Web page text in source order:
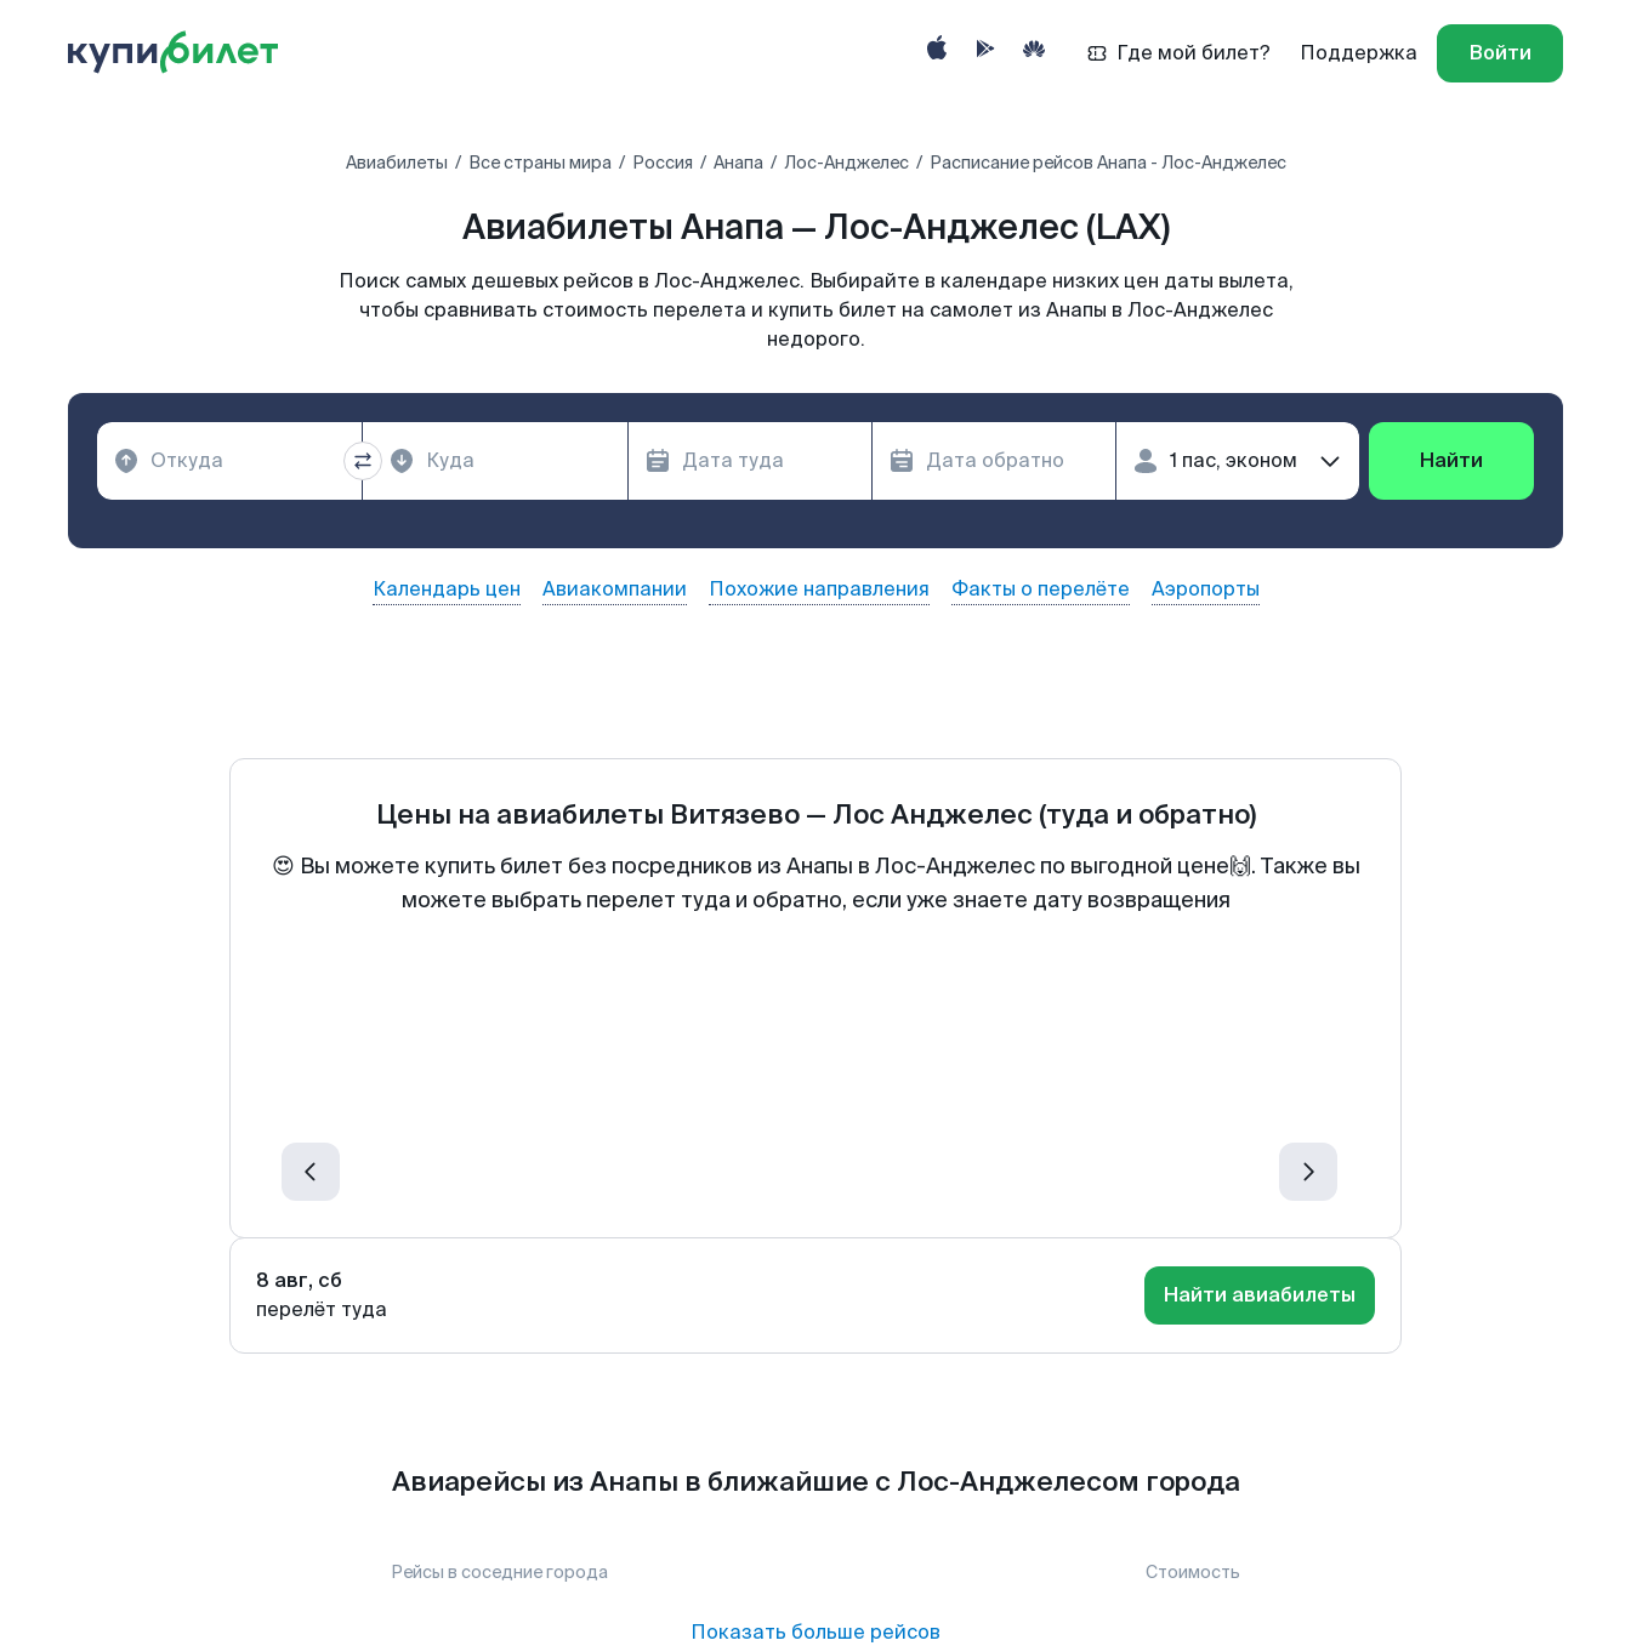
Где мой билет? Поддержка Войти
Авиабилеты Все страны мира Россия Анапа Лос-Анджелес Расписание рейсов Анапа - Лос-Анджелес
Авиабилеты Анапа — Лос-Анджелес (LAX)
Поиск самых дешевых рейсов в Лос-Анджелес. Выбирайте в календаре низких цен даты вылета,
чтобы сравнивать стоимость перелета и купить билет на самолет из Анапы в Лос-Анджелес
недорого.
Найти
Календарь цен Авиакомпании Похожие направления Факты о перелёте Аэропорты
Цены на авиабилеты Витязево— Лос Анджелес (туда и обратно)
😍 Вы можете купить билет без посредников из Анапы в Лос-Анджелес по выгодной цене🙌. Также вы
можете выбрать перелет туда и обратно, если уже знаете дату возвращения
8 авг, сб
перелёт туда
Найти авиабилеты
Авиарейсы из Анапы в ближайшие с Лос-Анджелесом города
Рейсы в соседние города Стоимость
Показать больше рейсов